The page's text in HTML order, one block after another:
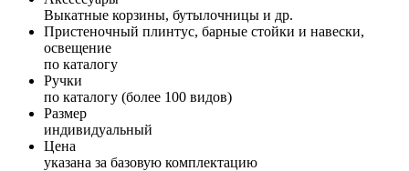
Выкатные корзины, бутылочницы и др.
Пристеночный плинтус, барные стойки и навески,
освещение
по каталогу
Ручки
по каталогу (более 100 видов)
Размер
индивидуальный
Цена
указана за базовую комплектацию